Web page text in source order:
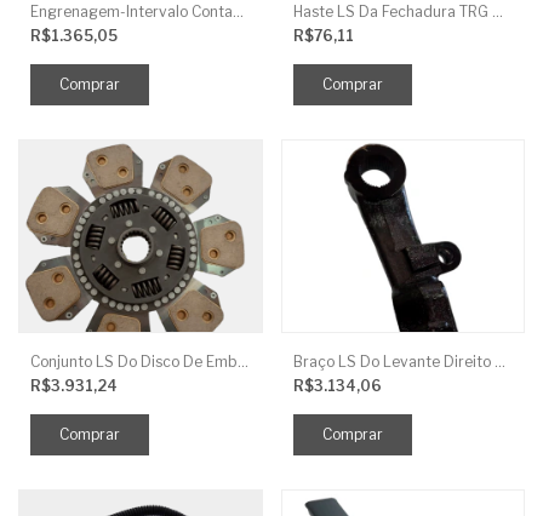
R$1.365,05
R$76,11
R$3.931,24
R$3.134,06